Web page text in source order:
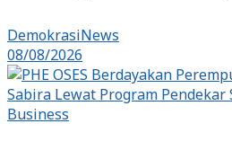
DemokrasiNews
08/08/2026
Business